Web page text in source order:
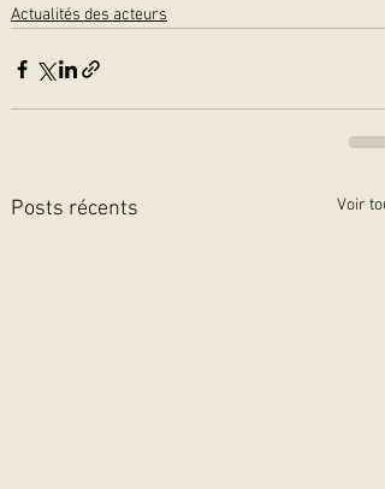
Actualités des acteurs
Posts récents Voir tout